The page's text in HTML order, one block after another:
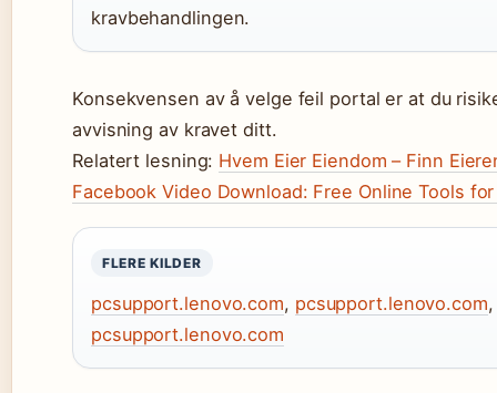
kravbehandlingen.
Konsekvensen av å velge feil portal er at du
avvisning av kravet ditt.
Relatert lesning: Hvem Eier Eiendom – Finn
Facebook Video Download: Free Online Tools
FLERE KILDER
pcsupport.lenovo.com, pcsupport.lenovo.com
pcsupport.lenovo.com